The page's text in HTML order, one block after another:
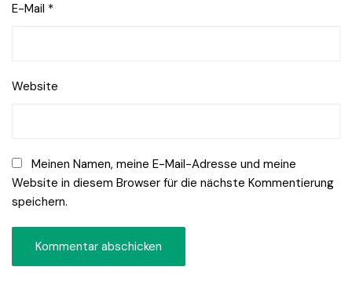
E-Mail *
Website
Meinen Namen, meine E-Mail-Adresse und meine
Website in diesem Browser für die nächste Kommentierung
speichern.